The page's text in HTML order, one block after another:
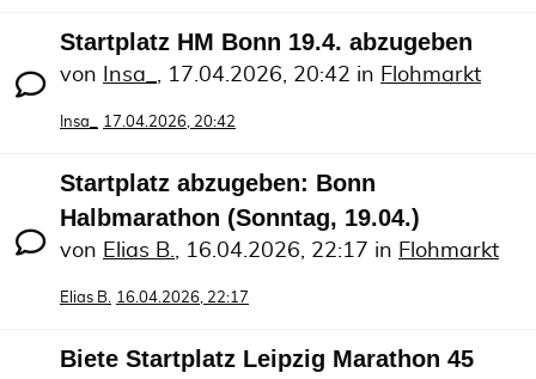
Startplatz HM Bonn 19.4. abzugeben
von Insa_ , 17.04.2026, 20:42 in Flohmarkt
Insa_ 17.04.2026, 20:42
Startplatz abzugeben: Bonn
Halbmarathon (Sonntag, 19.04.)
von Elias B., 16.04.2026, 22:17 in Flohmarkt
Elias B. 16.04.2026, 22:17
Biete Startplatz Leipzig Marathon 45